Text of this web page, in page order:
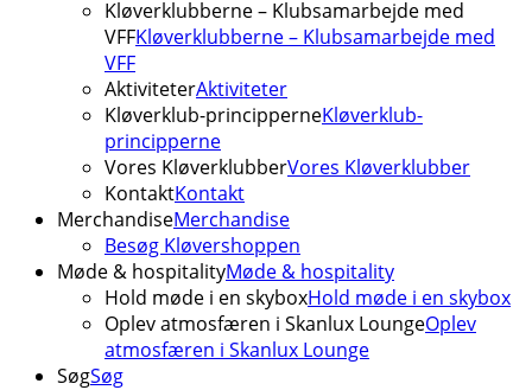
Kløverklubberne – Klubsamarbejde med
VFFKløverklubberne – Klubsamarbejde med
VFF
AktiviteterAktiviteter
Kløverklub-principperneKløverklub-
principperne
Vores KløverklubberVores Kløverklubber
KontaktKontakt
MerchandiseMerchandise
Besøg Kløvershoppen
Møde & hospitalityMøde & hospitality
Hold møde i en skyboxHold møde i en skybox
Oplev atmosfæren i Skanlux LoungeOplev
atmosfæren i Skanlux Lounge
SøgSøg